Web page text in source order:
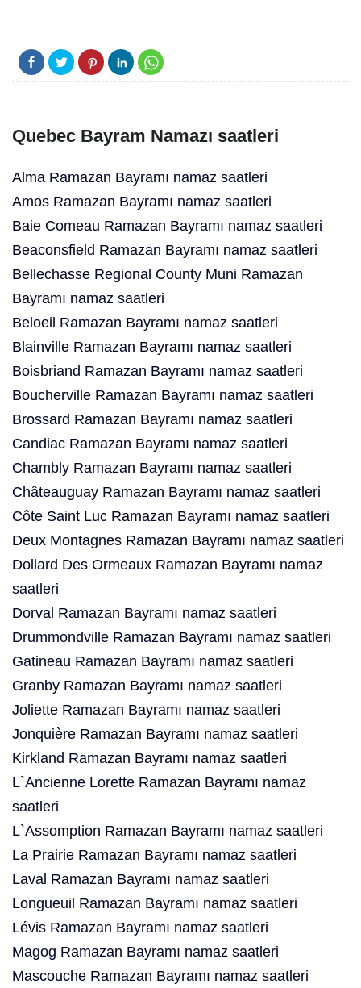
Quebec Bayram Namazı saatleri
Alma Ramazan Bayramı namaz saatleri
Amos Ramazan Bayramı namaz saatleri
Baie Comeau Ramazan Bayramı namaz saatleri
Beaconsfield Ramazan Bayramı namaz saatleri
Bellechasse Regional County Muni Ramazan
Bayramı namaz saatleri
Beloeil Ramazan Bayramı namaz saatleri
Blainville Ramazan Bayramı namaz saatleri
Boisbriand Ramazan Bayramı namaz saatleri
Boucherville Ramazan Bayramı namaz saatleri
Brossard Ramazan Bayramı namaz saatleri
Candiac Ramazan Bayramı namaz saatleri
Chambly Ramazan Bayramı namaz saatleri
Châteauguay Ramazan Bayramı namaz saatleri
Côte Saint Luc Ramazan Bayramı namaz saatleri
Deux Montagnes Ramazan Bayramı namaz saatleri
Dollard Des Ormeaux Ramazan Bayramı namaz
saatleri
Dorval Ramazan Bayramı namaz saatleri
Drummondville Ramazan Bayramı namaz saatleri
Gatineau Ramazan Bayramı namaz saatleri
Granby Ramazan Bayramı namaz saatleri
Joliette Ramazan Bayramı namaz saatleri
Jonquière Ramazan Bayramı namaz saatleri
Kirkland Ramazan Bayramı namaz saatleri
L`Ancienne Lorette Ramazan Bayramı namaz
saatleri
L`Assomption Ramazan Bayramı namaz saatleri
La Prairie Ramazan Bayramı namaz saatleri
Laval Ramazan Bayramı namaz saatleri
Longueuil Ramazan Bayramı namaz saatleri
Lévis Ramazan Bayramı namaz saatleri
Magog Ramazan Bayramı namaz saatleri
Mascouche Ramazan Bayramı namaz saatleri